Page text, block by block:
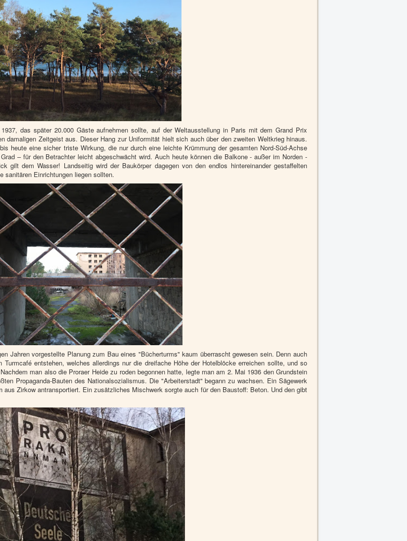
1937, das später 20.000 Gäste aufnehmen sollte, auf der Weltausstellung in Paris mit dem Grand Prix
damaligen Zeitgeist aus. Dieser Hang zur Uniformität hielt sich auch über den zweiten Weltkrieg hinaus.
heute eine sicher triste Wirkung, die nur durch eine leichte Krümmung der gesamten Nord-Süd-Achse
– für den Betrachter leicht abgeschwächt wird. Auch heute können die Balkone - außer im Norden -
gilt dem Wasser! Landseitig wird der Baukörper dagegen von den endlos hintereinander gestaffelten
sanitären Einrichtungen liegen sollten.
Jahren vorgestellte Planung zum Bau eines "Bücherturms" kaum überrascht gewesen sein. Denn auch
entstehen, welches allerdings nur die dreifache Höhe der Hotelblöcke erreichen sollte, und so
man also die Proraer Heide zu roden begonnen hatte, legte man am 2. Mai 1936 den Grundstein
Propaganda-Bauten des Nationalsozialismus. Die "Arbeiterstadt" begann zu wachsen. Ein Sägewerk
aus Zirkow antransportiert. Ein zusätzliches Mischwerk sorgte auch für den Baustoff: Beton. Und den gibt